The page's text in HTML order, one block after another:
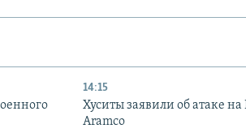
14:15
Хуситы заявили об атаке
Aramco